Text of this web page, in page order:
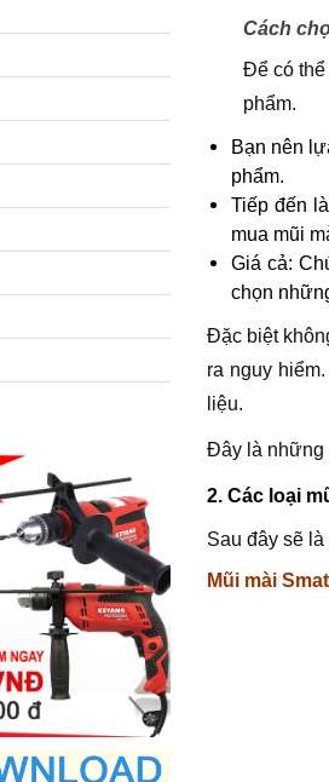
Cách
Để có
phẩm.
Bạn nên
phẩm.
Tiếp đến
mua mũi
Giá cả:
chọn
Đặc biệt
ra nguy
liệu.
Đây là những
2. Các loại
Sau đây sẽ là
Mũi mài